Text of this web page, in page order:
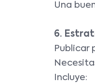
Una
6.
Publicar
Incluye: